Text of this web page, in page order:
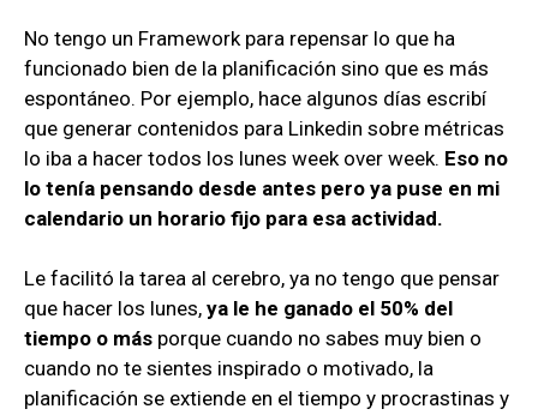
No tengo un Framework para repensar lo que ha
funcionado bien de la planificación sino que es más
espontáneo. Por ejemplo, hace algunos días escribí
que generar contenidos para Linkedin sobre métricas
lo iba a hacer todos los lunes week over week. Eso no
lo tenía pensando desde antes pero ya puse en mi
calendario un horario fijo para esa actividad.
Le facilitó la tarea al cerebro, ya no tengo que pensar
que hacer los lunes, ya le he ganado el 50% del
tiempo o más porque cuando no sabes muy bien o
cuando no te sientes inspirado o motivado, la
planificación se extiende en el tiempo y procrastinas y